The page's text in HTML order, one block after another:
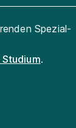
Spezial-
Studium.